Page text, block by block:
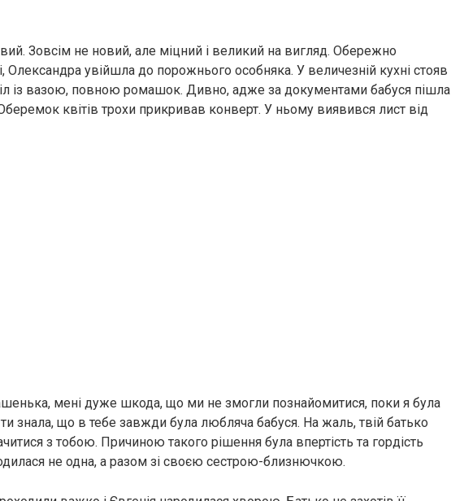
Зовсім не новий, але міцний і великий на вигляд. Обережно
Олександра увійшла до порожнього особняка. У величезній кухні стояв
із вазою, повною ромашок. Дивно, адже за документами бабуся пішла
квітів трохи прикривав конверт. У ньому виявився лист від
мені дуже шкода, що ми не змогли познайомитися, поки я була
знала, що в тебе завжди була любляча бабуся. На жаль, твій батько
з тобою. Причиною такого рішення була впертість та гордість
не одна, а разом зі своєю сестрою-близнючкою.